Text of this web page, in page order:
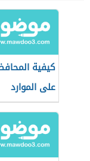
كيفية
على الموارد
الطبيعية